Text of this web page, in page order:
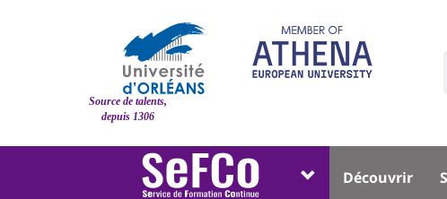
Site
Source de talents,
depuis 1306
Université Découvrir